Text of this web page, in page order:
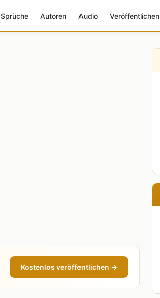
Sprüche Autoren Audio Veröffentlichen
Kostenlos veröffentlichen →